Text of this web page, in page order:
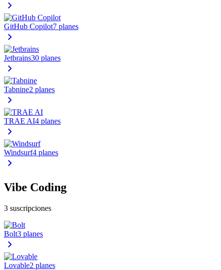
GitHub Copilot7 planes
Jetbrains30 planes
Tabnine2 planes
TRAE AI4 planes
Windsurf4 planes
Vibe Coding
3 suscripciones
Bolt3 planes
Lovable2 planes